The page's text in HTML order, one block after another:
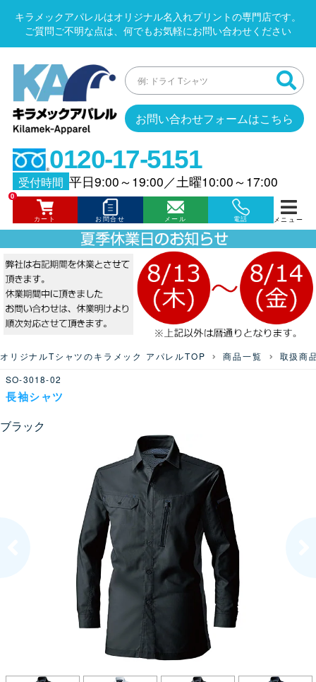
キラメックアパレルはオリジナル名入れプリントの専門店です。
ご質問ご不明な点は、何でもお気軽にお問い合わせください
お問い合わせフォームはこちら
0120-17-5151
受付時間 平日9:00～19:00／土曜10:00～17:00
カート
0
お問合せ メール 電話 メニュー
オリジナルTシャツのキラメック アパレルTOP 商品一覧
取扱商
SO-3018-02
長袖シャツ
ブラック